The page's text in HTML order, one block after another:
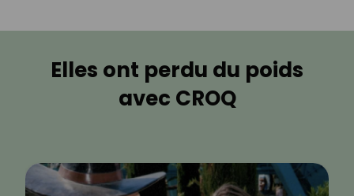
Elles ont perdu du poids
avec CROQ